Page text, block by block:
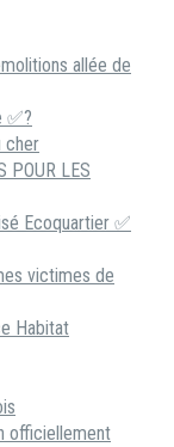
allée de
✅?
cher
POUR LES
Ecoquartier ✅
victimes de
Habitat
officiellement